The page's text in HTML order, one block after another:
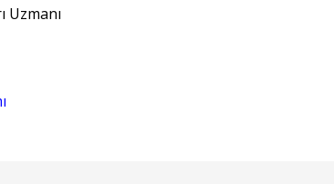
Uzmanı